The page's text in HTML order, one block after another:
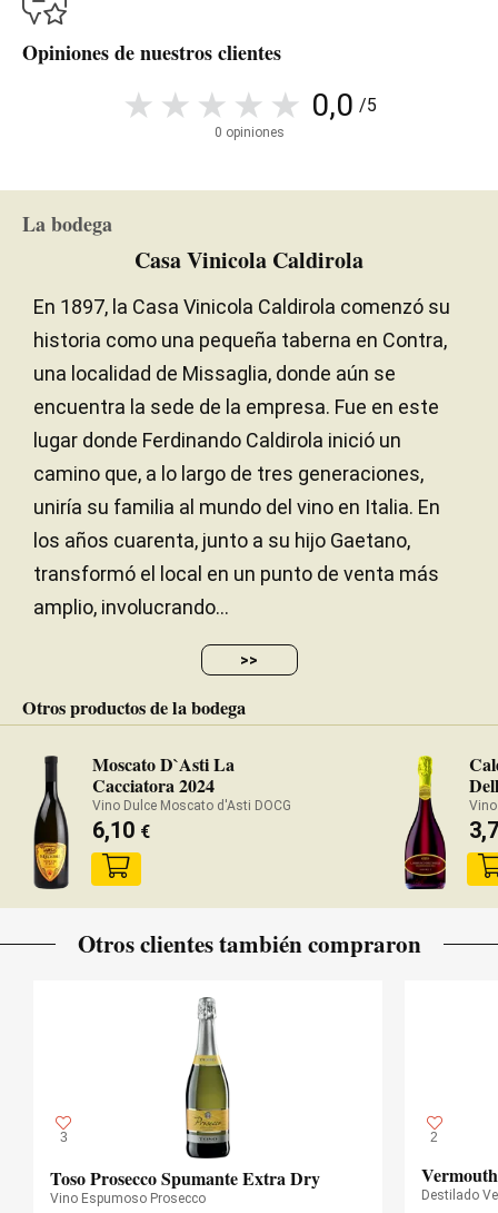
Opiniones de nuestros clientes
0,0 /5
0 opiniones
La bodega
Casa Vinicola Caldirola
En 1897, la Casa Vinicola Caldirola comenzó su
historia como una pequeña taberna en Contra,
una localidad de Missaglia, donde aún se
encuentra la sede de la empresa. Fue en este
lugar donde Ferdinando Caldirola inició un
camino que, a lo largo de tres generaciones,
uniría su familia al mundo del vino en Italia. En
los años cuarenta, junto a su hijo Gaetano,
transformó el local en un punto de venta más
amplio, involucrando...
>>
Otros productos de la bodega
Moscato D`Asti La
Cacciatora 2024
Vino Dulce Moscato d'Asti DOCG
6,10 €
Otros clientes también compraron
3
Toso Prosecco Spumante Extra Dry
Vino Espumoso Prosecco
2
Destilado